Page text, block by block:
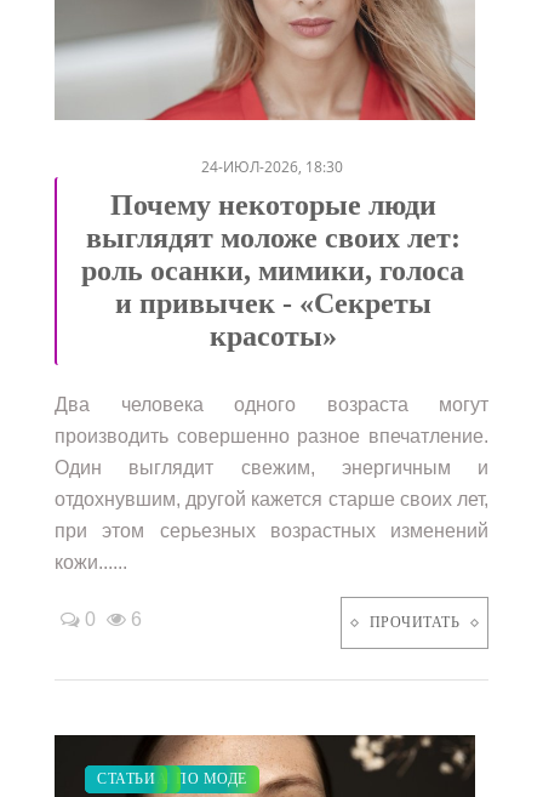
24-ИЮЛ-2026, 18:30
Почему некоторые люди
выглядят моложе своих лет:
роль осанки, мимики, голоса
и привычек - «Секреты
красоты»
Два человека одного возраста могут
производить совершенно разное впечатление.
Один выглядит свежим, энергичным и
отдохнувшим, другой кажется старше своих лет,
при этом серьезных возрастных изменений
кожи......
0 6 ПРОЧИТАТЬ
КРАСОТА
ЗАКУПКИ ПО МОДЕ
СВАДЬБА
СТАТЬИ